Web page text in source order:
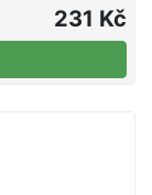
naši novou
modely
oceli a
dlouho.
Balení: 5 ks
231 Kč